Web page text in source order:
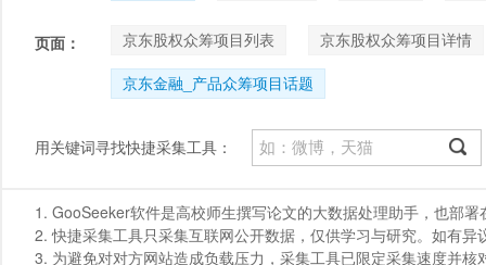
页面： 京东股权众筹项目列表
京东股权众筹项目详情
京东金融_产品众筹项目话题
用关键词寻找快捷采集工具：
1. GooSeeker软件是高校师生撰写论文的大数据处理助手，也部
2. 快捷采集工具只采集互联网公开数据，仅供学习与研究。如有
3. 为避免对对方网站造成负载压力，采集工具已限定采集速度并